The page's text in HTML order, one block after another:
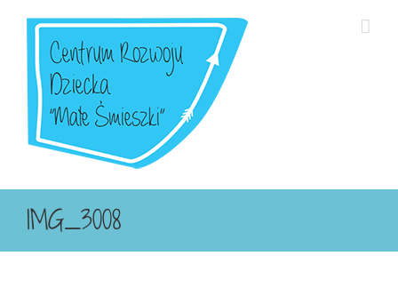
zawartości
IMG_3008